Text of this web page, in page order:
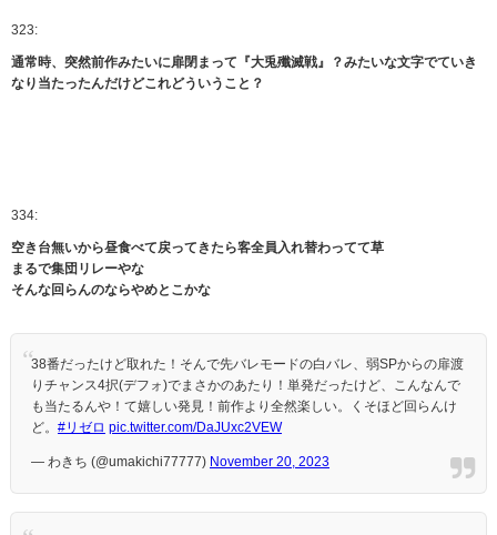
323:
通常時、突然前作みたいに扉閉まって『大兎殲滅戦』？みたいな文字でていき
なり当たったんだけどこれどういうこと？
334:
空き台無いから昼食べて戻ってきたら客全員入れ替わってて草
まるで集団リレーやな
そんな回らんのならやめとこかな
38番だったけど取れた！そんで先バレモードの白バレ、弱SPからの扉渡
りチャンス4択(デフォ)でまさかのあたり！単発だったけど、こんなんで
も当たるんや！て嬉しい発見！前作より全然楽しい。くそほど回らんけ
ど。 #リゼロ pic.twitter.com/DaJUxc2VEW
— わきち (@umakichi77777) November 20, 2023